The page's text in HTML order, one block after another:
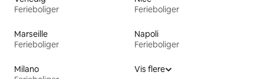
Ferieboliger
Ferieboliger
Marseille
Ferieboliger
Napoli
Ferieboliger
Milano
Vis flere